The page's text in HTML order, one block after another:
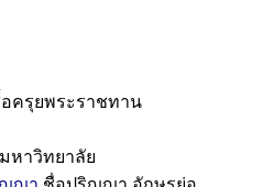
อครุยพระราชทาน
หาวิทยาลัย